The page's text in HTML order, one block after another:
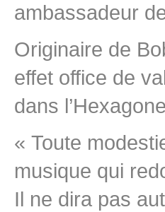
ambassadeur
Originaire de
effet office de
dans
« Toute
musique qui
Il ne dira pas